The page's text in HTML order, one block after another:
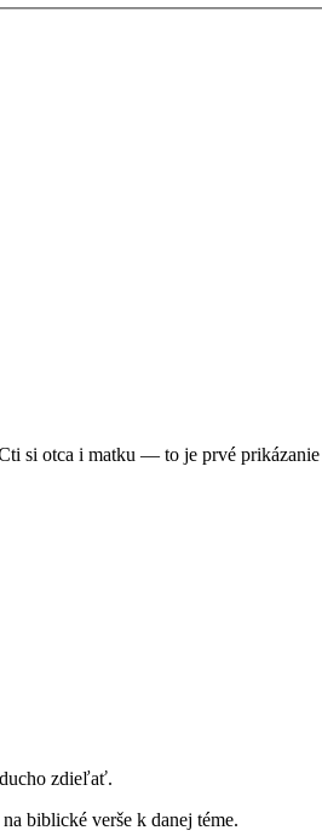
si otca i matku — to je prvé
zdieľať.
biblické verše k danej téme.